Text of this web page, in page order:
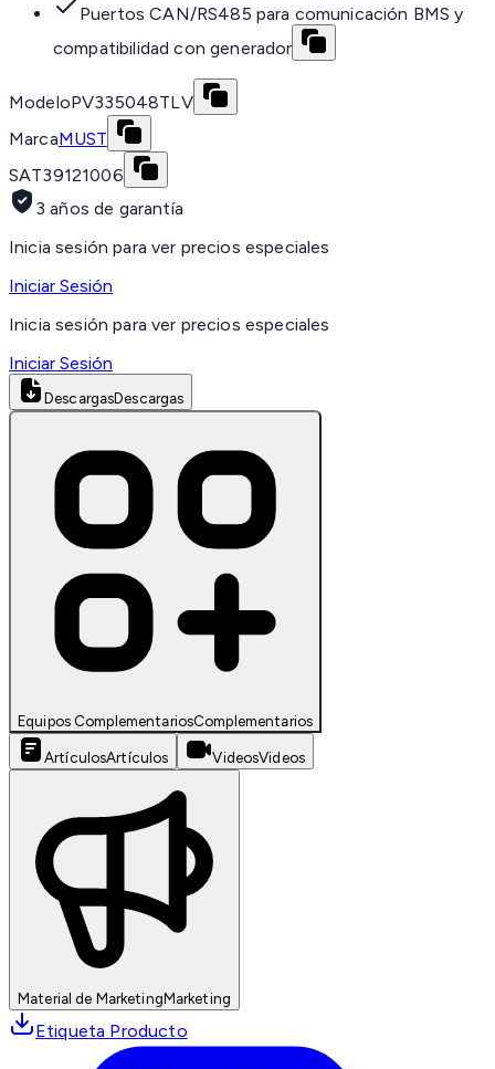
Puertos CAN/RS485 para comunicación BMS y
compatibilidad con generador
ModeloPV335048TLV
MarcaMUST
SAT39121006
3 años de garantía
Inicia sesión para ver precios especiales
Iniciar Sesión
Inicia sesión para ver precios especiales
Iniciar Sesión
DescargasDescargas
Equipos ComplementariosComplementarios
ArtículosArtículos VideosVideos
Material de MarketingMarketing
Etiqueta Producto